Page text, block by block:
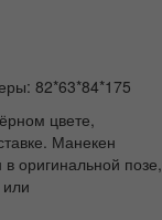
82*63*84*175
цвете,
Манекен
оригинальной позе,